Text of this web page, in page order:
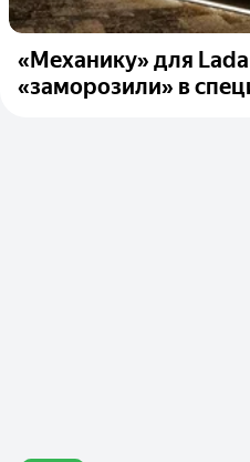
«Механику» для
«заморозили» в